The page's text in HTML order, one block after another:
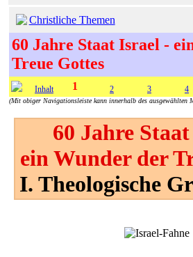
Christliche Themen
60 Jahre Staat Israel -
Treue Gottes
Inhalt 1 2 3 4
(Mit obiger Navigationsleiste kann innerhalb des ausgewählten
60 Jahre
ein Wunder der
I. Theologische